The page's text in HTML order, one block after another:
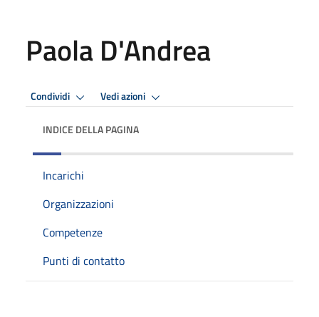
Paola D'Andrea
Condividi Vedi azioni
INDICE DELLA PAGINA
Incarichi
Organizzazioni
Competenze
Punti di contatto